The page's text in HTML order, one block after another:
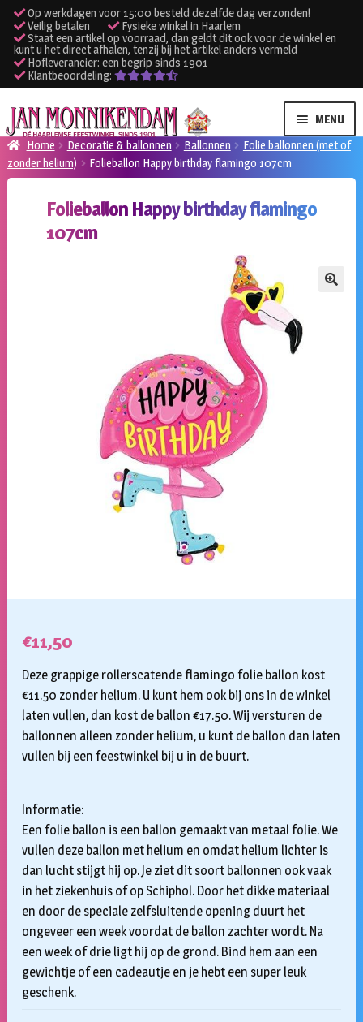
Op werkdagen voor 15:00 besteld dezelfde dag verzonden!
Veilig betalen
Fysieke winkel in Haarlem
Staat een artikel op voorraad, dan geldt dit ook voor de winkel en
kunt u het direct afhalen, tenzij bij het artikel anders vermeld
Hofleverancier: een begrip sinds 1901
Klantbeoordeling:
Ga
door
naar
navigatie
Ga
naar
de
inhoud
MENU
Verhuur kleding
Verhuur apparatuur
Home Decoratie & ballonnen Ballonnen
Folie ballonnen (met of
zonder helium)
Folieballon Happy birthday flamingo 107cm
Folieballon Happy birthday flamingo
107cm
€11,50
Deze grappige rollerscatende flamingo folie ballon kost
€11.50 zonder helium. U kunt hem ook bij ons in de winkel
laten vullen, dan kost de ballon €17.50. Wij versturen de
ballonnen alleen zonder helium, u kunt de ballon dan laten
vullen bij een feestwinkel bij u in de buurt.
Informatie:
Een folie ballon is een ballon gemaakt van metaal folie. We
vullen deze ballon met helium en omdat helium lichter is
dan lucht stijgt hij op. Je ziet dit soort ballonnen ook vaak
in het ziekenhuis of op Schiphol. Door het dikke materiaal
en door de speciale zelfsluitende opening duurt het
ongeveer een week voordat de ballon zachter wordt. Na
een week of drie ligt hij op de grond. Bind hem aan een
gewichtje of een cadeautje en je hebt een super leuk
geschenk.